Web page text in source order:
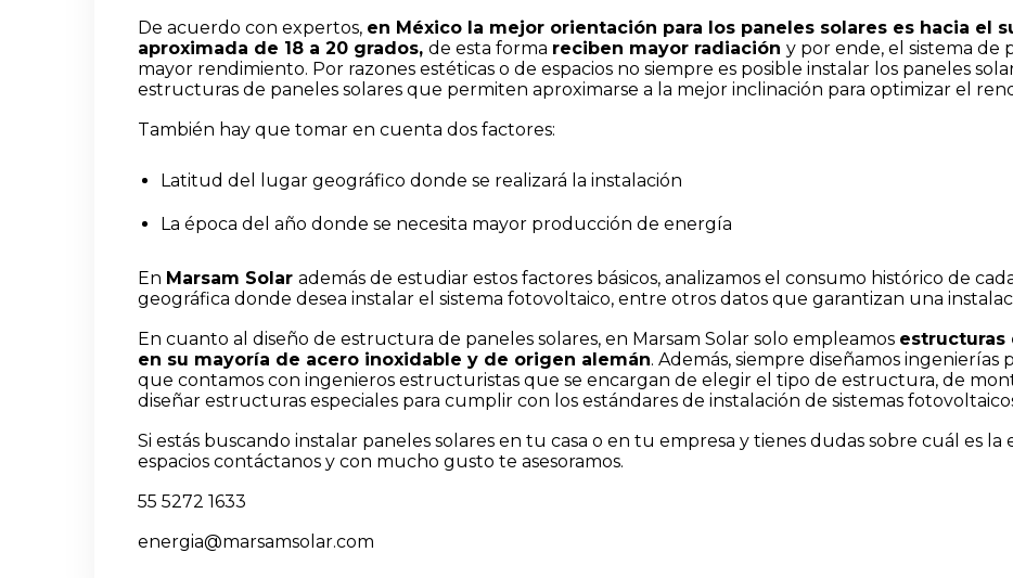
De acuerdo con expertos, en México la mejor orientación para los paneles solares es hacia el
aproximada de 18 a 20 grados, de esta forma reciben mayor radiación y por ende, el sistema de
mayor rendimiento. Por razones estéticas o de espacios no siempre es posible instalar los paneles
estructuras de paneles solares que permiten aproximarse a la mejor inclinación para optimizar el
También hay que tomar en cuenta dos factores:
Latitud del lugar geográfico donde se realizará la instalación
La época del año donde se necesita mayor producción de energía
En Marsam Solar además de estudiar estos factores básicos, analizamos el consumo histórico de
geográfica donde desea instalar el sistema fotovoltaico, entre otros datos que garantizan una
En cuanto al diseño de estructura de paneles solares, en Marsam Solar solo empleamos estructuras
en su mayoría de acero inoxidable y de origen alemán. Además, siempre diseñamos ingenierías
que contamos con ingenieros estructuristas que se encargan de elegir el tipo de estructura, de
diseñar estructuras especiales para cumplir con los estándares de instalación de sistemas
Si estás buscando instalar paneles solares en tu casa o en tu empresa y tienes dudas sobre cuál es
espacios contáctanos y con mucho gusto te asesoramos.
55 5272 1633
energia@marsamsolar.com